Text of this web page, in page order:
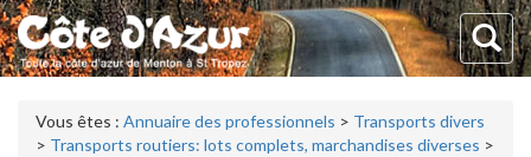
Vous êtes : Annuaire des professionnels > Transports divers
> Transports routiers: lots complets, marchandises diverses >